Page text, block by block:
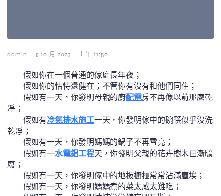
admin - 5 10 月 2023 - 上午 11:50
假如你在一個普通的傢庭長年夜；
假如你的怙恃還健在；不管你有沒有和他們同住；
假如有一天，你發明母親的廚配電房不再像以前那麼乾
凈；
假如有冷氣排水施工一天，你發明傢中的碗筷似乎沒洗
乾凈；
假如有一天，你發明媽媽的鍋子不再雪亮；
假如有一水電鋁工程天，你發明父親的花卉樹木已漸曠
廢；
假如有一天，你發明傢中的地板櫥櫃常常沾滿塵埃；
假如有一天，你發明媽媽煮的菜太咸太難吃；